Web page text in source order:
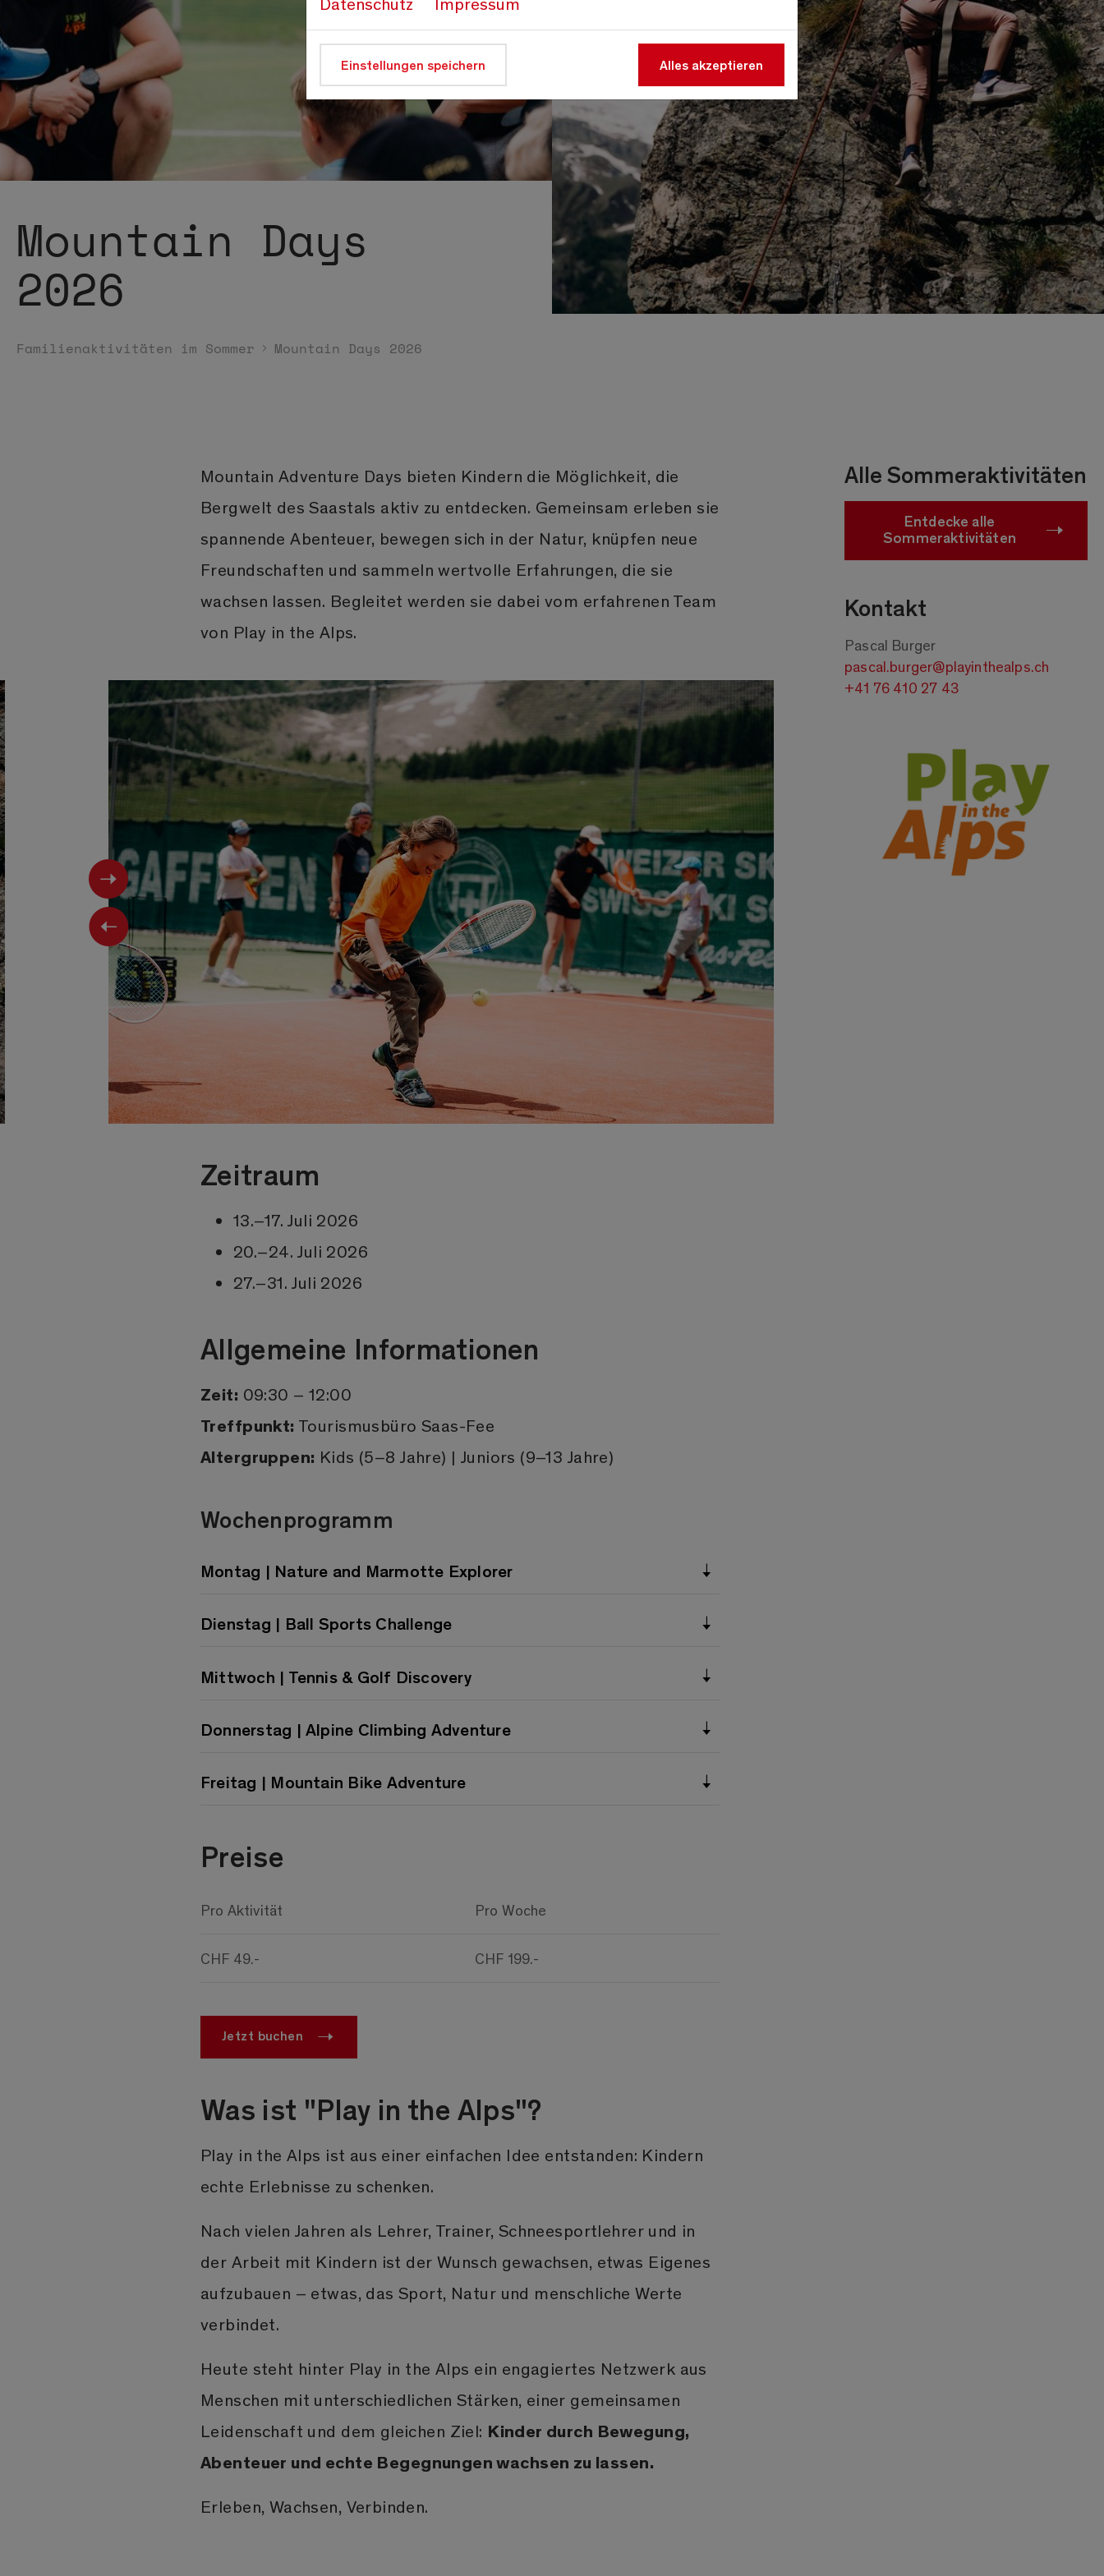
Mountain Days
2026
Familienaktivitäten im Sommer Mountain Days 2026
Mountain Adventure Days bieten Kindern die Möglichkeit, die
Bergwelt des Saastals aktiv zu entdecken. Gemeinsam erleben sie
spannende Abenteuer, bewegen sich in der Natur, knüpfen neue
Freundschaften und sammeln wertvolle Erfahrungen, die sie
wachsen lassen. Begleitet werden sie dabei vom erfahrenen Team
von Play in the Alps.
Previous
Next
Zeitraum
13.–17. Juli 2026
20.–24. Juli 2026
27.–31. Juli 2026
Allgemeine Informationen
Zeit: 09:30 – 12:00
Treffpunkt: Tourismusbüro Saas-Fee
Altergruppen: Kids (5–8 Jahre) | Juniors (9–13 Jahre)
Wochenprogramm
Montag | Nature and Marmotte Explorer
Dienstag | Ball Sports Challenge
Mittwoch | Tennis & Golf Discovery
Donnerstag | Alpine Climbing Adventure
Freitag | Mountain Bike Adventure
Preise
Pro Aktivität Pro Woche
CHF 49.- CHF 199.-
Jetzt buchen
Was ist "Play in the Alps"?
Play in the Alps ist aus einer einfachen Idee entstanden: Kindern
echte Erlebnisse zu schenken.
Nach vielen Jahren als Lehrer, Trainer, Schneesportlehrer und in
der Arbeit mit Kindern ist der Wunsch gewachsen, etwas Eigenes
aufzubauen – etwas, das Sport, Natur und menschliche Werte
verbindet.
Heute steht hinter Play in the Alps ein engagiertes Netzwerk aus
Menschen mit unterschiedlichen Stärken, einer gemeinsamen
Leidenschaft und dem gleichen Ziel: Kinder durch Bewegung,
Abenteuer und echte Begegnungen wachsen zu lassen.
Erleben, Wachsen, Verbinden.
Alle Sommeraktivitäten
Entdecke alle
Sommeraktivitäten
Kontakt
Pascal Burger
pascal.burger@playinthealps.ch
+41 76 410 27 43
Einstellungen speichern Alles akzeptieren